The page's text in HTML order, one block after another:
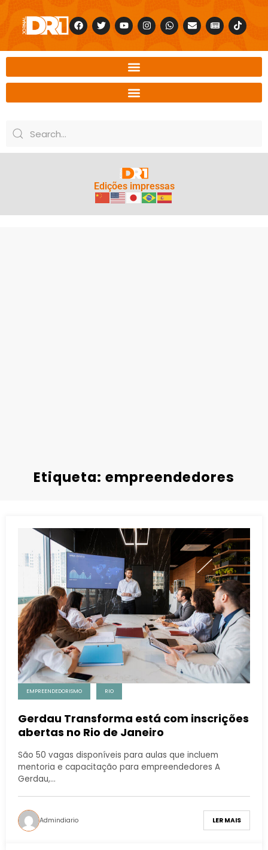
Edições impressas
Etiqueta: empreendedores
EMPREENDEDORISMO RIO
Gerdau Transforma está com inscrições
abertas no Rio de Janeiro
São 50 vagas disponíveis para aulas que incluem
mentoria e capacitação para empreendedores A
Gerdau,…
Admindiario LER MAIS